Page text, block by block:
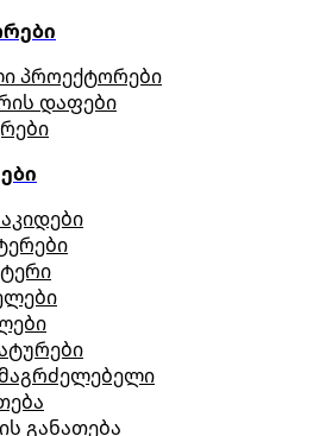
პროექტორები
დაფები
განათება